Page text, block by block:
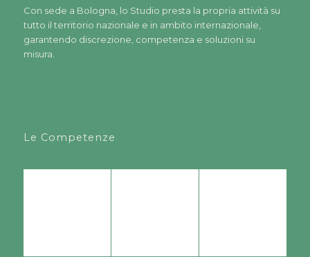
Con sede a Bologna, lo Studio presta la propria attività su
tutto il territorio nazionale e in ambito internazionale,
garantendo discrezione, competenza e soluzioni su
misura.
Le Competenze